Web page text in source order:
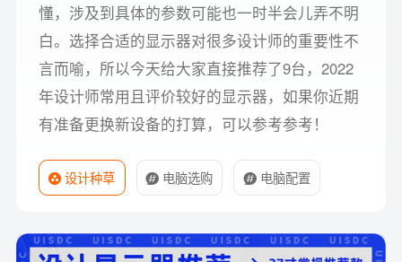
懂，涉及到具体的参数可能也一时半会儿弄不明
白。选择合适的显示器对很多设计师的重要性不
言而喻，所以今天给大家直接推荐了9台，2022
年设计师常用且评价较好的显示器，如果你近期
有准备更换新设备的打算，可以参考参考！
设计种草 电脑选购 电脑配置